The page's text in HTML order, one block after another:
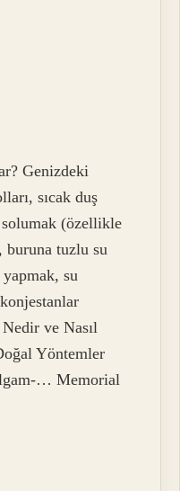
Genizdeki
sıcak duş
solumak (özellikle
buruna tuzlu su
yapmak, su
ve Nasıl
Yöntemler
… Memorial